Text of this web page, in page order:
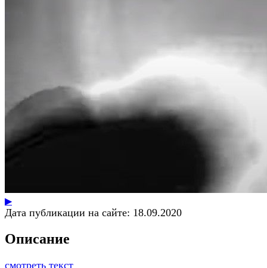
▶
Дата публикации на сайте: 18.09.2020
Описание
смотреть текст